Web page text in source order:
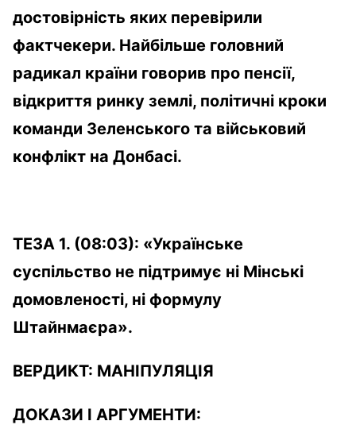
достовірність яких перевірили
фактчекери. Найбільше головний
радикал країни говорив про пенсії,
відкриття ринку землі, політичні кроки
команди Зеленського та військовий
конфлікт на Донбасі.
ТЕЗА 1. (08:03): «Українське
суспільство не підтримує ні Мінські
домовленості, ні формулу
Штайнмаєра».
ВЕРДИКТ: МАНІПУЛЯЦІЯ
ДОКАЗИ І АРГУМЕНТИ: